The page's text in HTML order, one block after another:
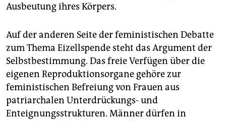
Ausbeutung ihres Körpers.
Auf der anderen Seite der feministischen Debatte
zum Thema Eizellspende steht das Argument der
Selbstbestimmung. Das freie Verfügen über die
eigenen Reproduktionsorgane gehöre zur
feministischen Befreiung von Frauen aus
patriarchalen Unterdrückungs- und
Enteignungsstrukturen. Männer dürfen in